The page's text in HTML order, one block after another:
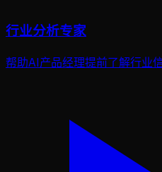
行业分析专家
帮助AI产品经理提前了解行业